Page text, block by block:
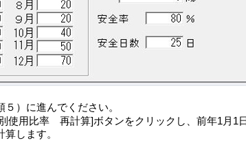
）に進んでください。
使用比率 再計算]ボタンをクリックし、前年1月1
します。